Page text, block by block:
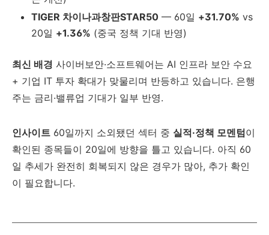
TIGER 차이나과창판STAR50 — 60일 +31.70% vs
20일 +1.36% (중국 정책 기대 반영)
최신 배경 사이버보안·소프트웨어는 AI 인프라 보안 수요
+ 기업 IT 투자 확대가 맞물리며 반등하고 있습니다. 은행
주는 금리·밸류업 기대가 일부 반영.
인사이트 60일까지 소외됐던 섹터 중 실적·정책 모멘텀이
확인된 종목들이 20일에 방향을 틀고 있습니다. 아직 60
일 추세가 완전히 회복되지 않은 경우가 많아, 추가 확인
이 필요합니다.